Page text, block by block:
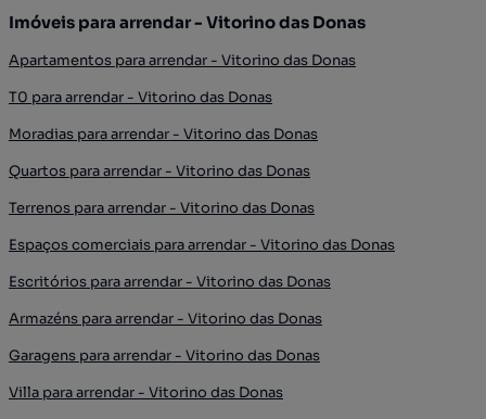
Imóveis para arrendar - Vitorino das Donas
Apartamentos para arrendar - Vitorino das Donas
T0 para arrendar - Vitorino das Donas
Moradias para arrendar - Vitorino das Donas
Quartos para arrendar - Vitorino das Donas
Terrenos para arrendar - Vitorino das Donas
Espaços comerciais para arrendar - Vitorino das Donas
Escritórios para arrendar - Vitorino das Donas
Armazéns para arrendar - Vitorino das Donas
Garagens para arrendar - Vitorino das Donas
Villa para arrendar - Vitorino das Donas